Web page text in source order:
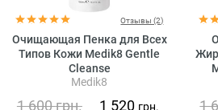
Отзывы (2)
Очищающая Пенка для Всех
Типов Кожи Medik8 Gentle
Cleanse
Medik8
1 600грн. 1 520 грн. 1